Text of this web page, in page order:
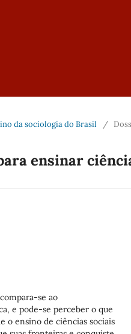
da sociologia do Brasil /
ensinar
se ao
e pode-se perceber o que
o ensino de ciências sociais